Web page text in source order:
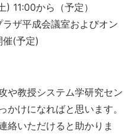
11:00から（予定）
ザ平成会議室およびオン
催(予定)
や教授システム学研究セン
かけになればと思います。
絡いただけると助かりま